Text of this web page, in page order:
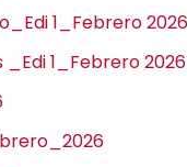
1_Febrero 2026
1_Febrero 2026